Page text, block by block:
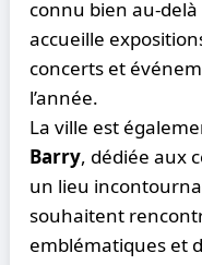
connu bien au-
accueille
concerts et
l’année.
La ville est
Barry, dédiée aux
un lieu
souhaitent
emblématiques et